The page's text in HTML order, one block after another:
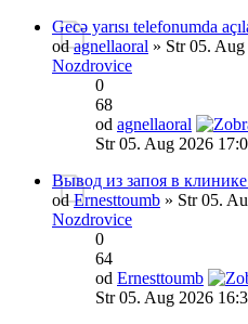
Gecə yarısı telefonumda
odagnellaoral » Str 05.
Nozdrovice
0
68
od agnellaoral
Str 05. Aug 2026
Вывод из запоя в
odErnesttoumb » Str 05.
Nozdrovice
0
64
od Ernesttoumb
Str 05. Aug 2026